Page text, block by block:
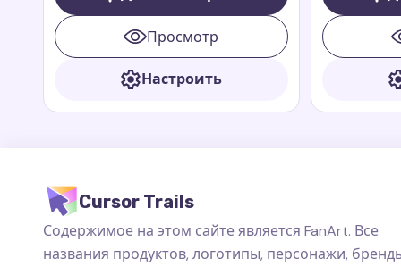
Перу, который стал любимцем
многих благодаря своим
приключениям в книгах и фильмах
Paddington
Просмотр
Настроить
Teletubbies
Cursor Trails
Содержимое на этом сайте является FanArt. Все
названия продуктов, логотипы, персонажи,